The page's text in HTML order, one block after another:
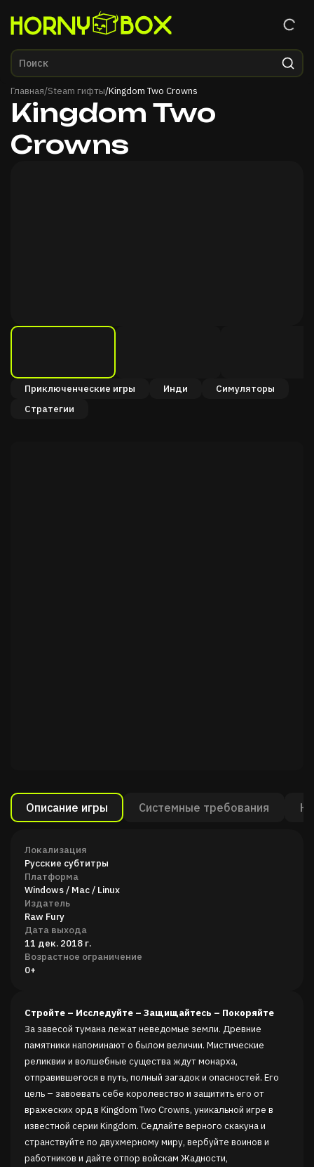
Главная/Steam гифты/Kingdom Two Crowns
Kingdom Two
Crowns
Приключенческие игры Инди
Симуляторы
Стратегии
Описание игры Системные требования
Локализация
Русские субтитры
Платформа
Windows / Mac / Linux
Издатель
Raw Fury
Дата выхода
11 дек. 2018 г.
Возрастное ограничение
0+
Стройте – Исследуйте – Защищайтесь – Покоряйте
За завесой тумана лежат неведомые земли. Древние
памятники напоминают о былом величии. Мистические
реликвии и волшебные существа ждут монарха,
отправившегося в путь, полный загадок и опасностей. Его
цель – завоевать себе королевство и защитить его от
вражеских орд в Kingdom Two Crowns, уникальной игре в
известной серии Kingdom. Седлайте верного скакуна и
странствуйте по двухмерному миру, вербуйте воинов и
работников и дайте отпор войскам Жадности,